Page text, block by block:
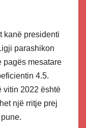
kanë presidenti
parashikon
pagës mesatare
4.5.
vitin 2022 është
një rritje prej